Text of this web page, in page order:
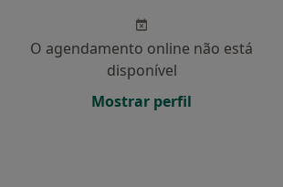
O agendamento online não está
disponível
Mostrar perfil